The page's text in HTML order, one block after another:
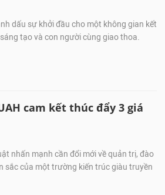
dấu sự khởi đầu cho một không gian kết
tạo và con người cùng giao thoa.
cam kết thúc đẩy 3 giá
nhấn mạnh cần đổi mới về quản trị, đào
sắc của một trường kiến trúc giàu truyền